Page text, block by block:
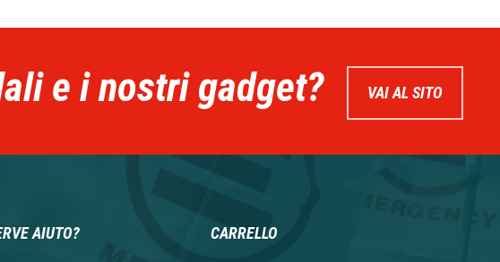
e i nostri gadget? VAI AL SITO
AIUTO? CARRELLO